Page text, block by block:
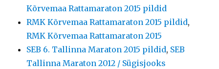
Kõrvemaa Rattamaraton 2015 pildid
RMK Kõrvemaa Rattamaraton 2015 pildid,
RMK Kõrvemaa Rattamaraton 2015
SEB 6. Tallinna Maraton 2015 pildid, SEB
Tallinna Maraton 2012 / Sügisjooks